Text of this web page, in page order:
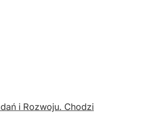
i Rozwoju. Chodzi